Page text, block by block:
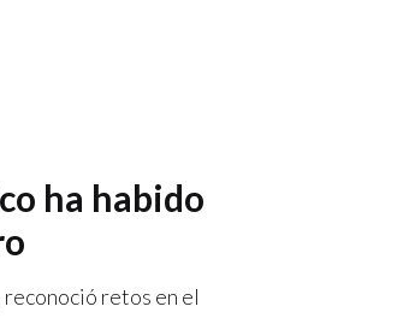
ha habido
retos en el